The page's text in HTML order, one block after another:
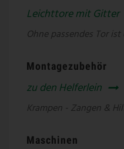
Leichttore mit Gitter
Ohne passendes Tor
Montagezubehör
zu den Helferlein
Krampen - Zangen &
Maschinen